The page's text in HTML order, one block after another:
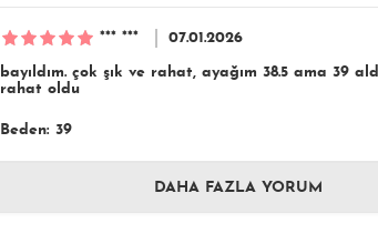
*** *** 07.01.2026
bayıldım. çok şık ve rahat, ayağım 38.5 ama 39
rahat oldu
Beden: 39
DAHA FAZLA YORUM